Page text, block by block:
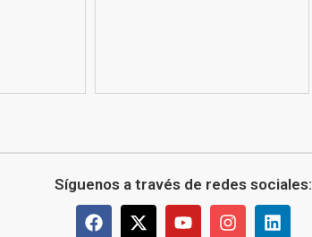
Síguenos a través de redes sociales: